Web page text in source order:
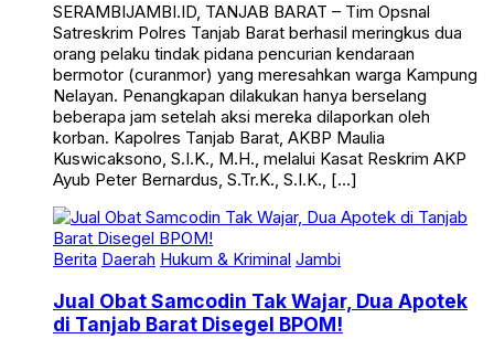
SERAMBIJAMBI.ID, TANJAB BARAT – Tim Opsnal
Satreskrim Polres Tanjab Barat berhasil meringkus dua
orang pelaku tindak pidana pencurian kendaraan
bermotor (curanmor) yang meresahkan warga Kampung
Nelayan. Penangkapan dilakukan hanya berselang
beberapa jam setelah aksi mereka dilaporkan oleh
korban. Kapolres Tanjab Barat, AKBP Maulia
Kuswicaksono, S.I.K., M.H., melalui Kasat Reskrim AKP
Ayub Peter Bernardus, S.Tr.K., S.I.K., […]
Berita Daerah Hukum & Kriminal Jambi
Jual Obat Samcodin Tak Wajar, Dua Apotek
di Tanjab Barat Disegel BPOM!